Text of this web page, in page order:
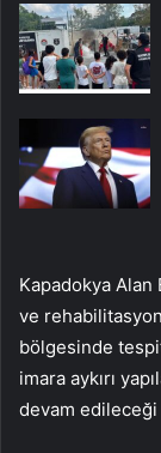
Kapadokya Alan
ve
bölgesinde
imara aykırı
devam